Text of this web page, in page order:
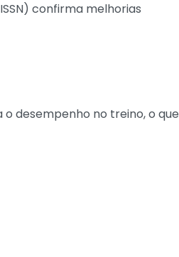
confirma melhorias
desempenho no treino, o que